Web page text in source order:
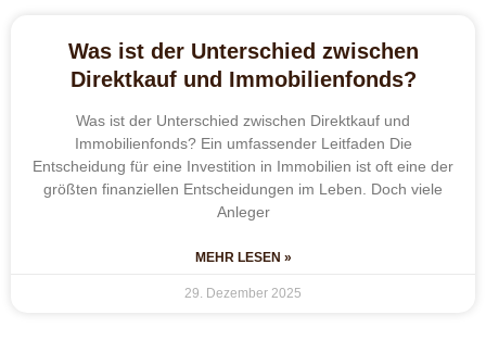
Was ist der Unterschied zwischen
Direktkauf und Immobilienfonds?
Was ist der Unterschied zwischen Direktkauf und
Immobilienfonds? Ein umfassender Leitfaden Die
Entscheidung für eine Investition in Immobilien ist oft eine der
größten finanziellen Entscheidungen im Leben. Doch viele
Anleger
MEHR LESEN »
29. Dezember 2025